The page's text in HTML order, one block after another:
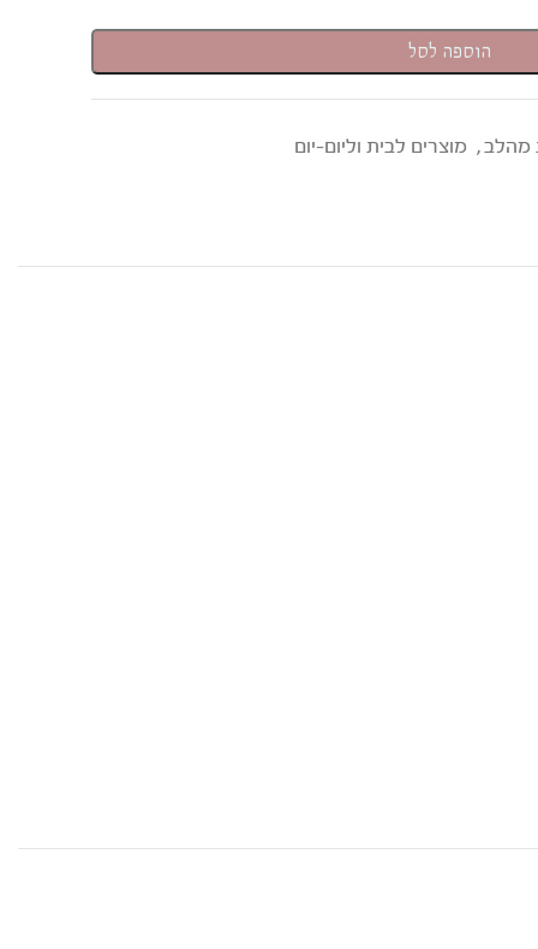
הוספה לסל
מהלב, מוצרים לבית וליום-יום